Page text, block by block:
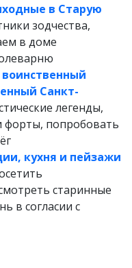
в Старую
зодчества,
в доме
Санкт-
легенды,
форты, попробовать
кухня и пейзажи
старинные
в согласии с